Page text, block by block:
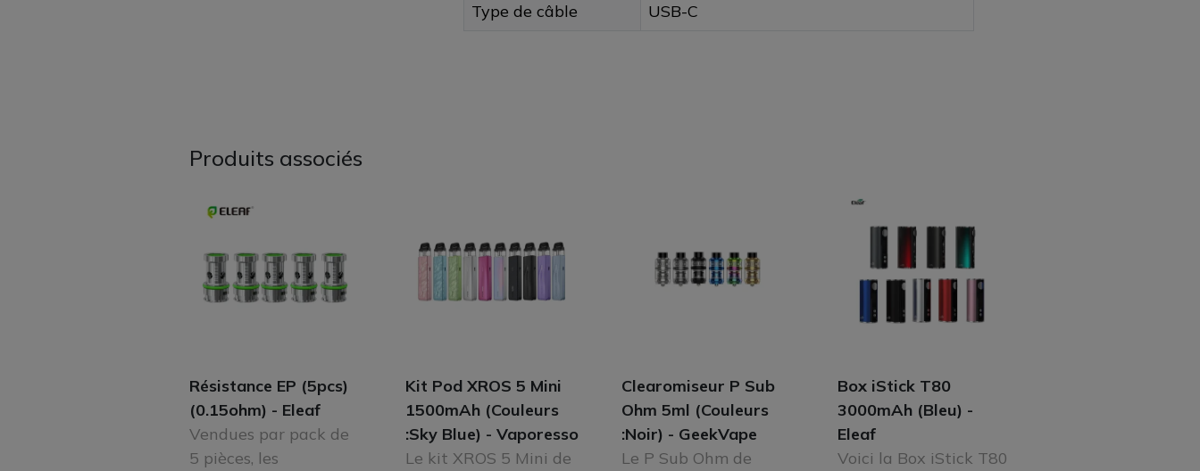
Type de câble
USB-C
Produits associés
Résistance EP (5pcs)
(0.15ohm) - Eleaf
Vendues par pack de
5 pièces, les
Kit Pod XROS 5 Mini
1500mAh (Couleurs
:Sky Blue) - Vaporesso
Le kit XROS 5 Mini de
Clearomiseur P Sub
Ohm 5ml (Couleurs
:Noir) - GeekVape
Le P Sub Ohm de
Box iStick T80
3000mAh (Bleu) -
Eleaf
Voici la Box iStick T80